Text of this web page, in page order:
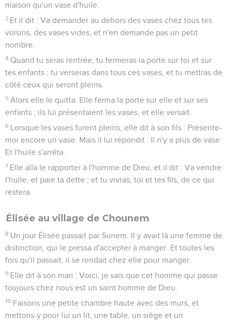
maison qu'un vase d'huile.
3 Et il dit : Va demander au dehors des vases chez tous tes
voisins, des vases vides, et n'en demande pas un petit
nombre.
4 Quand tu seras rentrée, tu fermeras la porte sur toi et sur
tes enfants ; tu verseras dans tous ces vases, et tu mettras de
côté ceux qui seront pleins.
5 Alors elle le quitta. Elle ferma la porte sur elle et sur ses
enfants ; ils lui présentaient les vases, et elle versait.
6 Lorsque les vases furent pleins, elle dit à son fils : Présente-
moi encore un vase. Mais il lui répondit : Il n'y a plus de vase.
Et l'huile s'arrêta.
7 Elle alla le rapporter à l'homme de Dieu, et il dit : Va vendre
l'huile, et paie ta dette ; et tu vivras, toi et tes fils, de ce qui
restera.
Élisée au village de Chounem
8 Un jour Élisée passait par Sunem. Il y avait là une femme de
distinction, qui le pressa d'accepter à manger. Et toutes les
fois qu'il passait, il se rendait chez elle pour manger.
9 Elle dit à son mari : Voici, je sais que cet homme qui passe
toujours chez nous est un saint homme de Dieu.
10 Faisons une petite chambre haute avec des murs, et
mettons-y pour lui un lit, une table, un siège et un